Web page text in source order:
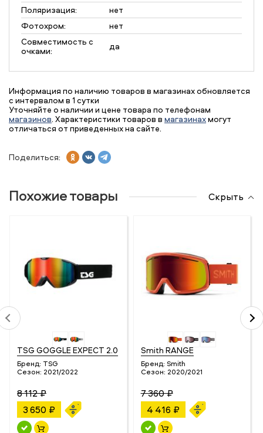
Поляризация:
нет
Фотохром:
нет
Совместимость с
очками:
да
Информация по наличию товаров в магазинах обновляется
с интервалом в 1 сутки
Уточняйте о наличии и цене товара по телефонам
магазинов. Характеристики товаров в магазинахмогут
отличаться от приведенных на сайте.
Поделиться:
Похожие товары Скрыть
TSG GOGGLE EXPECT 2.0
Бренд: TSG
Сезон: 2021/2022
8 112 ₽
3 650 ₽
Smith RANGE
Бренд: Smith
Сезон: 2020/2021
7 360 ₽
4 416 ₽